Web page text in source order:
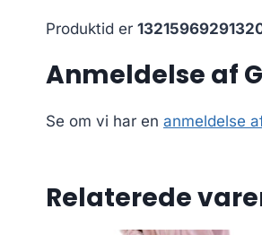
Produktid er
Anmeldelse af
Se om vi har en anmeldelse
Relaterede